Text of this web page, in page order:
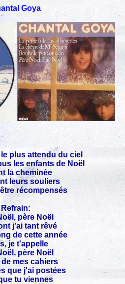
Goya
plus attendu du ciel
les enfants de Noël
la cheminée
leurs souliers
récompensés
Refrain:
père Noël
j'ai tant rêvé
de cette année
je t'appelle
père Noël
mes cahiers
que j'ai postées
tu viennes